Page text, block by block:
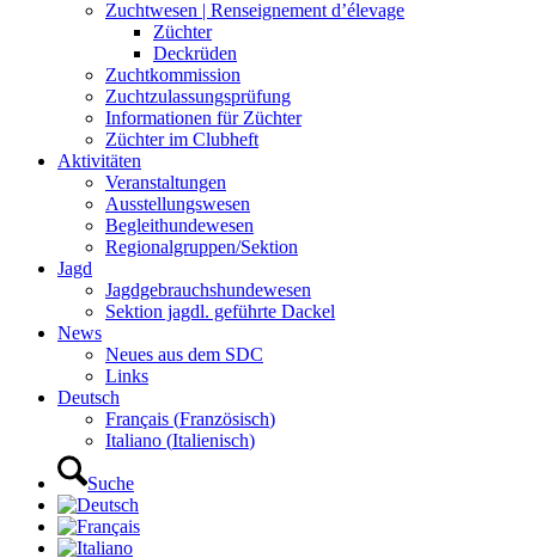
Zuchtwesen | Renseignement d’élevage
Züchter
Deckrüden
Zuchtkommission
Zuchtzulassungsprüfung
Informationen für Züchter
Züchter im Clubheft
Aktivitäten
Veranstaltungen
Ausstellungswesen
Begleithundewesen
Regionalgruppen/Sektion
Jagd
Jagdgebrauchshundewesen
Sektion jagdl. geführte Dackel
News
Neues aus dem SDC
Links
Deutsch
Français (Französisch)
Italiano (Italienisch)
Suche